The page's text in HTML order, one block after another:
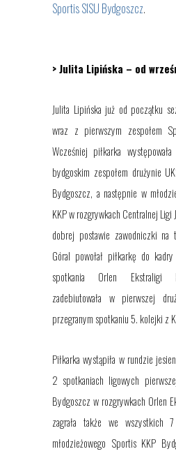
Sportis SISU Bydgoszcz.
> Julita Lipińska – od
Julita Lipińska już od początku
wraz z pierwszym zespołem
Wcześniej piłkarka występowała
bydgoskim zespołem drużynie
Bydgoszcz, a następnie w
KKPw rozgrywkach Centralnej Ligi
dobrej postawie zawodniczki na
Góral powołał piłkarkę do
spotkania Orlen Ekstraligi
zadebiutowała w pierwszej
przegranym spotkaniu 5. kolejki z
Piłkarka wystąpiła w rundzie
2 spotkaniach ligowych
Bydgoszcz w rozgrywkach Orlen
zagrała także we wszystkich7
młodzieżowego Sportis KKP